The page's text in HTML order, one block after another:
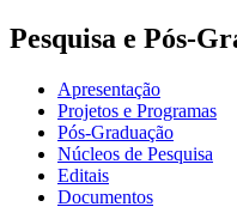
Pesquisa e Pós-
Apresentação
Projetos e Programas
Pós-Graduação
Núcleos de Pesquisa
Editais
Documentos